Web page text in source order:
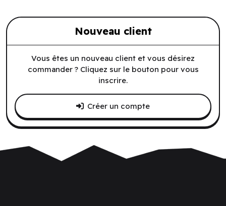
Nouveau client
Vous êtes un nouveau client et vous désirez
commander ? Cliquez sur le bouton pour vous
inscrire.
Créer un compte